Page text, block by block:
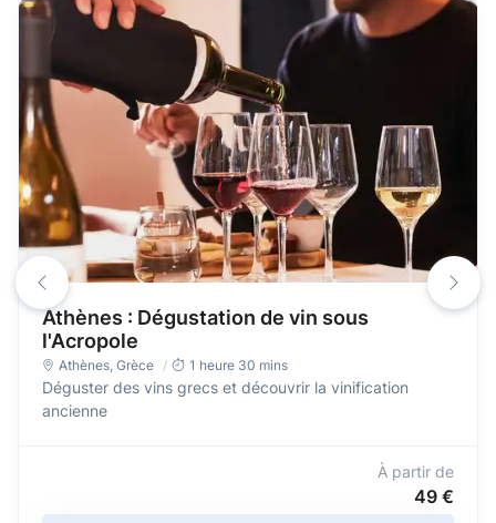
Athènes : Dégustation de vin sous
l'Acropole
Athènes, Grèce 1 heure 30 mins
Déguster des vins grecs et découvrir la vinification
ancienne
À partir de
49 €